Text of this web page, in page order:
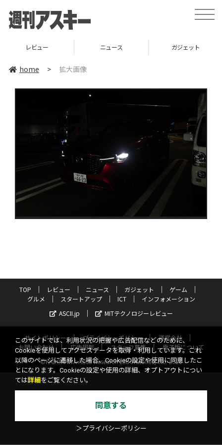
toggle
レビュー ニュース ガジェット
home > 拡大画像
TOP レビュー ニュース ガジェット
ゲーム
グルメ
スタートアップ ICT
インフォメーション
ASCII.jp
MITテクノロジーレビュー
サイトポリシー プライバシーポリシー
運営会社
お問い合わせ
広告掲載 スタッフ募集
電子版について
©KADOKAWA ASCII Research Laboratories, Inc. 2026
このサイトでは、利用状況の把握や広告配信などのために、
Cookieを使用してアクセスデータを取得・利用しています。これ
以降のページに遷移した場合、Cookieの設定や使用に同意したこ
とになります。Cookieの設定や使用の詳細、オプトアウトについ
ては詳細 をご覧ください。
同意する
＞プライバシーポリシー